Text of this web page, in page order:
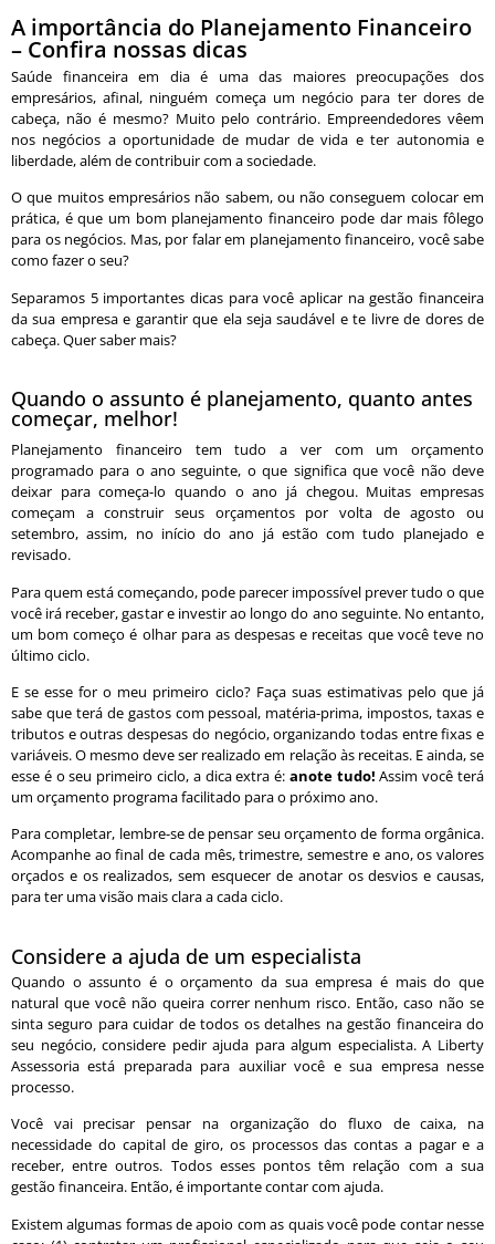
A importância do Planejamento Financeiro
– Confira nossas dicas
Saúde financeira em dia é uma das maiores preocupações dos
empresários, afinal, ninguém começa um negócio para ter dores de
cabeça, não é mesmo? Muito pelo contrário. Empreendedores vêem
nos negócios a oportunidade de mudar de vida e ter autonomia e
liberdade, além de contribuir com a sociedade.
O que muitos empresários não sabem, ou não conseguem colocar em
prática, é que um bom planejamento financeiro pode dar mais fôlego
para os negócios. Mas, por falar em planejamento financeiro, você sabe
como fazer o seu?
Separamos 5 importantes dicas para você aplicar na gestão financeira
da sua empresa e garantir que ela seja saudável e te livre de dores de
cabeça. Quer saber mais?
Quando o assunto é planejamento, quanto antes
começar, melhor!
Planejamento financeiro tem tudo a ver com um orçamento
programado para o ano seguinte, o que significa que você não deve
deixar para começa-lo quando o ano já chegou. Muitas empresas
começam a construir seus orçamentos por volta de agosto ou
setembro, assim, no início do ano já estão com tudo planejado e
revisado.
Para quem está começando, pode parecer impossível prever tudo o que
você irá receber, gastar e investir ao longo do ano seguinte. No entanto,
um bom começo é olhar para as despesas e receitas que você teve no
último ciclo.
E se esse for o meu primeiro ciclo? Faça suas estimativas pelo que já
sabe que terá de gastos com pessoal, matéria-prima, impostos, taxas e
tributos e outras despesas do negócio, organizando todas entre fixas e
variáveis. O mesmo deve ser realizado em relação às receitas. E ainda, se
esse é o seu primeiro ciclo, a dica extra é: anote tudo!Assim você terá
um orçamento programa facilitado para o próximo ano.
Para completar, lembre-se de pensar seu orçamento de forma orgânica.
Acompanhe ao final de cada mês, trimestre, semestre e ano, os valores
orçados e os realizados, sem esquecer de anotar os desvios e causas,
para ter uma visão mais clara a cada ciclo.
Considere a ajuda de um especialista
Quando o assunto é o orçamento da sua empresa é mais do que
natural que você não queira correr nenhum risco. Então, caso não se
sinta seguro para cuidar de todos os detalhes na gestão financeira do
seu negócio, considere pedir ajuda para algum especialista. A Liberty
Assessoria está preparada para auxiliar você e sua empresa nesse
processo.
Você vai precisar pensar na organização do fluxo de caixa, na
necessidade do capital de giro, os processos das contas a pagar e a
receber, entre outros. Todos esses pontos têm relação com a sua
gestão financeira. Então, é importante contar com ajuda.
Existem algumas formas de apoio com as quais você pode contar nesse